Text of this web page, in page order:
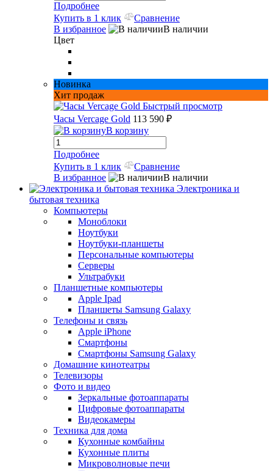
Подробнее
Купить в 1 клик
Сравнение
В избранное
В наличии
Цвет
Новинка
Хит продаж
Быстрый просмотр
Часы Vercage Gold 113 590 ₽
В корзину
Подробнее
Купить в 1 клик
Сравнение
В избранное
В наличии
Электроника и
бытовая техника
Компьютеры
Моноблоки
Ноутбуки
Ноутбуки-планшеты
Персональные компьютеры
Серверы
Ультрабуки
Планшетные компьютеры
Apple Ipad
Планшеты Samsung Galaxy
Телефоны и связь
Apple iPhone
Смартфоны
Смартфоны Samsung Galaxy
Домашние кинотеатры
Телевизоры
Фото и видео
Зеркальные фотоаппараты
Цифровые фотоаппараты
Видеокамеры
Техника для дома
Кухонные комбайны
Кухонные плиты
Микроволновые печи